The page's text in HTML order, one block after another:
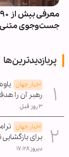
جست‌وجوی متنی
پربازدیدترین‌ها
اخبار جهان
رهبر آن را
۳ روز قبل
اخبار جهان
برای
دیروز ۱۷:۲۸